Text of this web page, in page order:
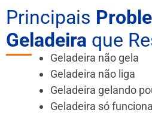
Principais
Geladeira que
Geladeira não gela
Geladeira não liga
Geladeira gelando
Geladeira só